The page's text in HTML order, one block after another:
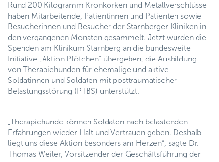
Rund 200 Kilogramm Kronkorken und Metallverschlüsse
haben Mitarbeitende, Patientinnen und Patienten sowie
Besucherinnen und Besucher der Starnberger Kliniken in
den vergangenen Monaten gesammelt. Jetzt wurden die
Spenden am Klinikum Starnberg an die bundesweite
Initiative „Aktion Pfötchen“ übergeben, die Ausbildung
von Therapiehunden für ehemalige und aktive
Soldatinnen und Soldaten mit posttraumatischer
Belastungsstörung (PTBS) unterstützt.
„Therapiehunde können Soldaten nach belastenden
Erfahrungen wieder Halt und Vertrauen geben. Deshalb
liegt uns diese Aktion besonders am Herzen“, sagte Dr.
Thomas Weiler, Vorsitzender der Geschäftsführung der